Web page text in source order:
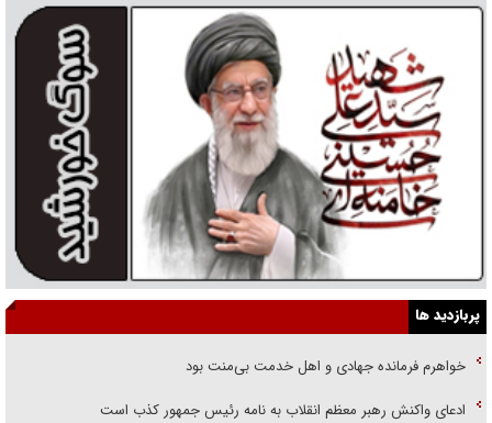
پربازدید ها
خواهرم فرمانده جهادی و اهل خدمت بی‌منت بود
ادعای واکنش رهبر معظم انقلاب به نامه رئیس جمهور کذب است